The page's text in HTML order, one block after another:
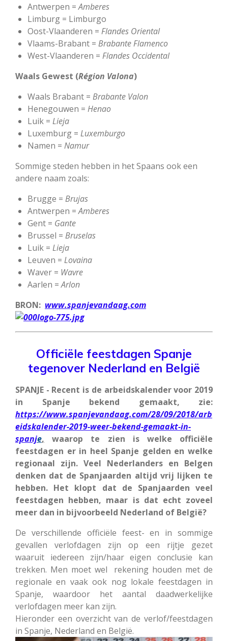
Antwerpen =Amberes
Limburg = Limburgo
Oost-Vlaanderen = Flandes Oriental
Vlaams-Brabant = BrabanteFlamenco
West-Vlaanderen = Flandes Occidental
Waals Gewest (Région Valona)
Waals Brabant = Brabante Valon
Henegouwen = Henao
Luik = Lieja
Luxemburg = Luxemburgo
Namen = Namur
Sommige steden hebben in het Spaans ook een
andere naam zoals:
Brugge = Brujas
Antwerpen =Amberes
Gent = Gante
Brussel = Bruselas
Luik = Lieja
Leuven = Lovaina
Waver = Wavre
Aarlen =Arlon
BRON: www.spanjevandaag.com
Officiële feestdagen Spanje
tegenover Nederland en België
SPANJE - Recent is de arbeidskalender voor 2019
in Spanje bekend gemaakt, zie:
https://www.spanjevandaag.com/28/09/2018/arb
eidskalender-2019-weer-bekend-gemaakt-in-
spanje, waarop te zien is welke officiële
feestdagen er in heel Spanje gelden en welke
regionaal zijn. Veel Nederlanders en Belgen
denken dat de Spanjaarden altijd vrij lijken te
hebben. Het klopt dat de Spanjaarden veel
feestdagen hebben, maar is dat echt zoveel
meer dan in bijvoorbeeld Nederland of België?
De verschillende officiële feest- en in sommige
gevallen verlofdagen zijn op een rijtje gezet
waaruit iedereen zijn/haar eigen conclusie kan
trekken. Men moet wel rekening houden met de
regionale en vaak ook nog lokale feestdagen in
Spanje, waardoor het aantal daadwerkelijke
verlofdagen meer kan zijn.
Hieronder een overzicht van de verlof/feestdagen
in Spanje, Nederland en België.